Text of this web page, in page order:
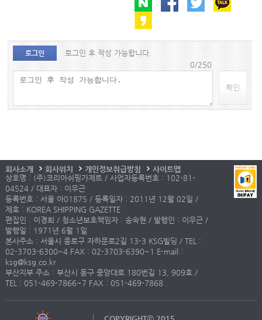
로그인
로그인 후 작성 가능합니다.
0/250
확인
회사소개 회사위치 개인정보취급방침
사이트맵
상호명 : (주)코리아쉬핑가제트 / 사업자등록번호 : 102-81-
04524 / 대표자 : 이우근
등록번호 : 서울 아01875 / 등록일자 : 2011년 12월 02일 /
제호 : KOREA SHIPPING GAZETTE
편집인 : 이경희 / 청소년보호책임자 : 송숙현 / 발행인 : 이우근 /
발행일 : 1971년 6월 1일
본사주소 : 서울시 종로구 자하문로2길 13-3 KSG빌딩 / TEL :
02-3703-6300~4 FAX : 02-3703-6390~1 E-mail :
ksg@ksg.co.kr
부산지부 주소 : 부산시 동구 중앙대로 180번길 13, 909호 /
TEL : 051-469-7866~7 FAX : 051-469-7868